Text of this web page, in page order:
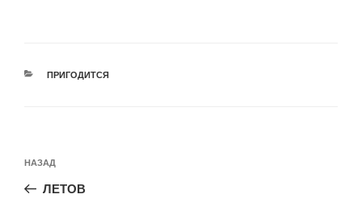
РУБРИКИ
ПРИГОДИТСЯ
по
записям
Предыдущая
запись:
НАЗАД
ЛЕТОВ